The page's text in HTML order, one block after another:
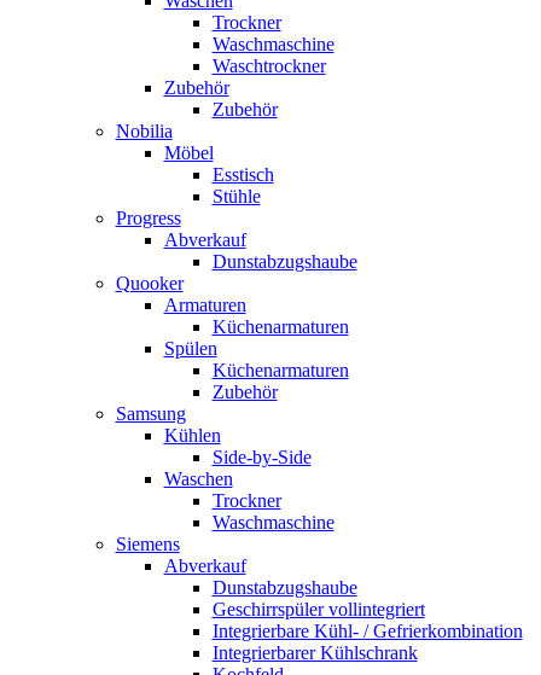
Trockner
Waschmaschine
Waschtrockner
Zubehör
Zubehör
Nobilia
Möbel
Esstisch
Stühle
Progress
Abverkauf
Dunstabzugshaube
Quooker
Armaturen
Küchenarmaturen
Spülen
Küchenarmaturen
Zubehör
Samsung
Kühlen
Side-by-Side
Waschen
Trockner
Waschmaschine
Siemens
Abverkauf
Dunstabzugshaube
Geschirrspüler vollintegriert
Integrierbare Kühl- / Gefrierkombination
Integrierbarer Kühlschrank